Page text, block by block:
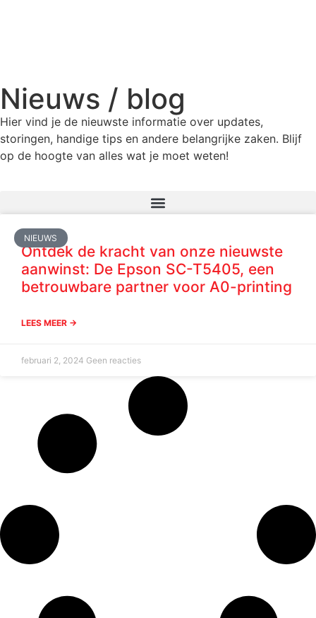
Nieuws / blog
Hier vind je de nieuwste informatie over updates,
storingen, handige tips en andere belangrijke zaken. Blijf
op de hoogte van alles wat je moet weten!
NIEUWS
Ontdek de kracht van onze nieuwste
aanwinst: De Epson SC-T5405, een
betrouwbare partner voor A0-printing
LEES MEER ->
februari 2, 2024 Geen reacties